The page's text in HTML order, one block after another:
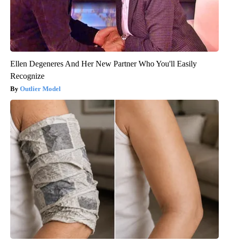
Ellen Degeneres And Her New Partner Who You'll Easily
Recognize
Outlier Model